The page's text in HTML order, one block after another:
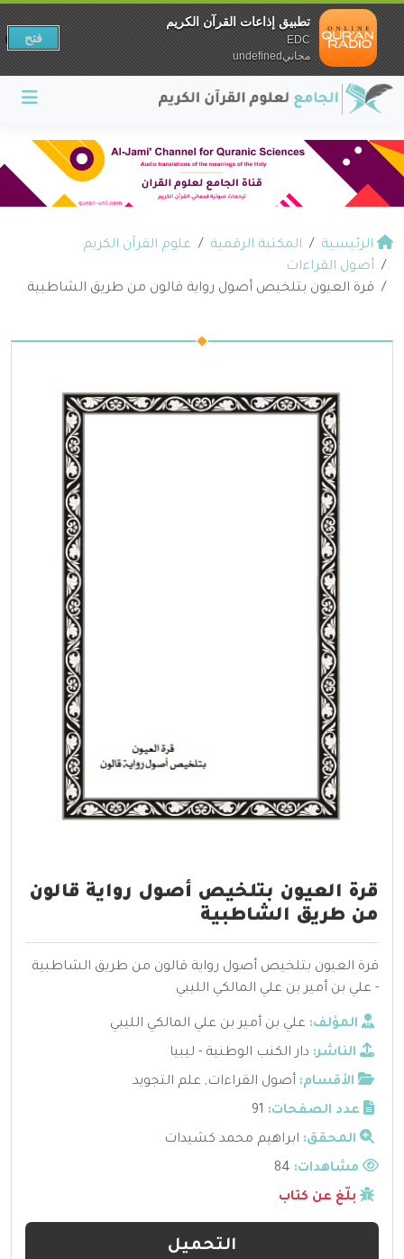
الرئيسية المكتبة الرقمية
علوم القرآن الكريم
أصول القراءات
قرة العيون بتلخيص أصول رواية قالون من طريق الشاطبية
قرة العيون بتلخيص أصول رواية قالون
من طريق الشاطبية
قرة العيون بتلخيص أصول رواية قالون من طريق الشاطبية
- علي بن أمير بن علي المالكي الليبي
المؤلف: علي بن أمير بن علي المالكي الليبي
الناشر: دار الكنب الوطنية - ليبيا
الأقسام: أصول القراءات, علم التجويد
عدد الصفحات: 91
المحقق: ابراهيم محمد كشيدات
مشاهدات:
بلّغ عن كتاب
التحميل
تطبيق إذاعات القرآن الكريم
EDC
مجانيundefined
فتح